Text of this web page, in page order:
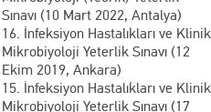
Sınavı (10 Mart 2022, Antalya)
16. İnfeksiyon Hastalıkları ve Klinik
Mikrobiyoloji Yeterlik Sınavı (12
Ekim 2019, Ankara)
15. İnfeksiyon Hastalıkları ve Klinik
Mikrobiyoloji Yeterlik Sınavı (17